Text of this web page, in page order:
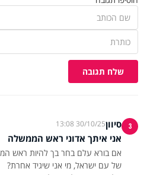
שלח תגובה
3 סיוון30/10/25 13:08
אני איתך אדוני ראש הממשלה